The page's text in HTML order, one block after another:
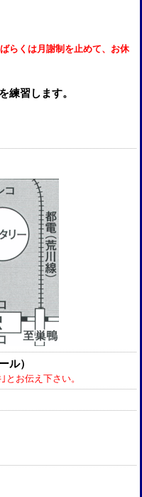
らくは月謝制を止めて、お休
練習します。
ル）
とお伝え下さい。